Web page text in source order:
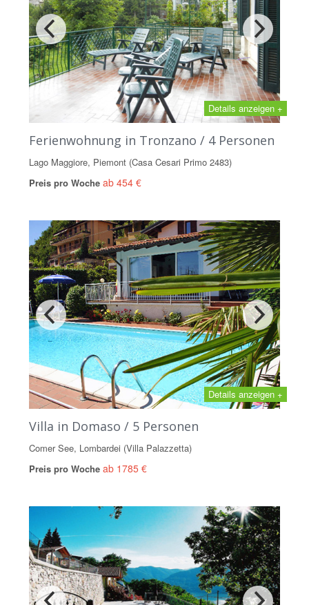
Details anzeigen +
Ferienwohnung in Tronzano / 4 Personen
Lago Maggiore, Piemont (Casa Cesari Primo 2483)
Preis pro Woche ab 454 €
Details anzeigen +
Villa in Domaso / 5 Personen
Comer See, Lombardei (Villa Palazzetta)
Preis pro Woche ab 1785 €